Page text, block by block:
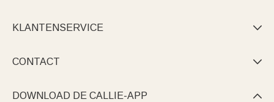
KLANTENSERVICE 
CONTACT 
DOWNLOAD DE CALLIE-APP 